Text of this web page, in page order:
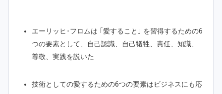
エーリッヒ･フロムは ｢愛すること｣ を習得するための6
つの要素として、自己認識、自己犠牲、責任、知識、
尊敬、実践を説いた
技術としての愛するための6つの要素はビジネスにも応